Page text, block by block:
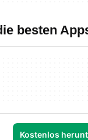
besten
Kostenlos